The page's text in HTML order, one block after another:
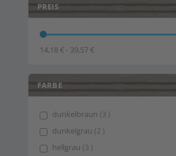
PREIS
14,18 € - 39,57 €
FARBE
dunkelbraun 3 items
dunkelgrau 2 items
hellgrau 3 items